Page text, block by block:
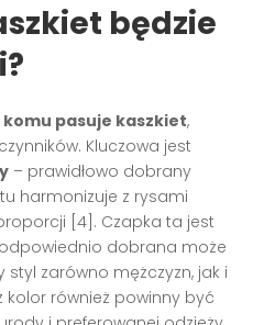
będzie
komu pasuje kaszkiet,
Kluczowa jest
– prawidłowo dobrany
harmonizuje z rysami
[4]. Czapka ta jest
dobrana może
zarówno mężczyzn, jak i
kolor również powinny być